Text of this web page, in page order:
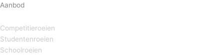
Aanbod
Competitieroeien
Studentenroeien
Schoolroeien